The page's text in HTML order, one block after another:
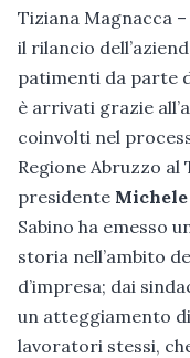
Tiziana Magnacca
il rilancio
patimenti da parte
è arrivati grazie
coinvolti nel
Regione Abruzzo al
presidente
Sabino ha emesso
storia nell’ambito
d’impresa; dai
un atteggiamento
lavoratori stessi,